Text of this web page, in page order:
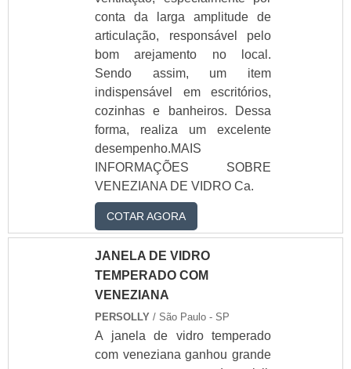
conta da larga amplitude de
articulação, responsável pelo
bom arejamento no local.
Sendo assim, um item
indispensável em escritórios,
cozinhas e banheiros. Dessa
forma, realiza um excelente
desempenho.MAIS
INFORMAÇÕES SOBRE
VENEZIANA DE VIDRO Ca.
COTAR AGORA
JANELA DE VIDRO
TEMPERADO COM
VENEZIANA
PERSOLLY / São Paulo - SP
A janela de vidro temperado
com veneziana ganhou grande